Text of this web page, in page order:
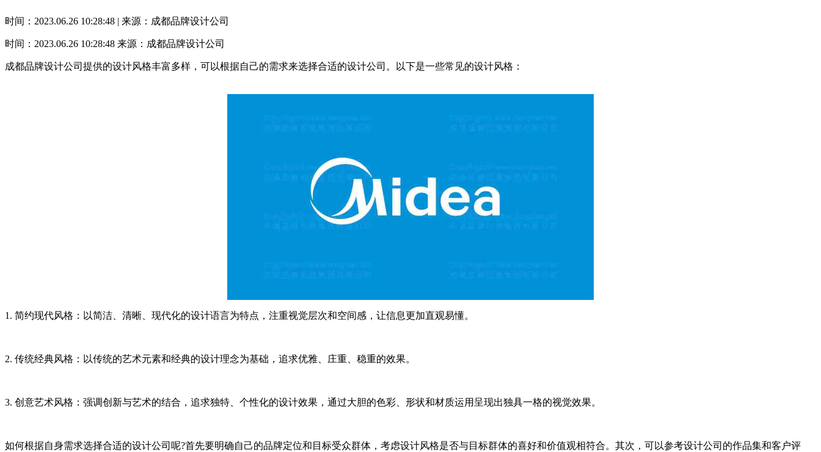
时间：2023.06.26 10:28:48 | 来源：成都品牌设计公司
时间：2023.06.26 10:28:48 来源：成都品牌设计公司
成都品牌设计公司提供的设计风格丰富多样，可以根据自己的需求来选择合适的设计公司。以下是一些常见的设计风格：
1. 简约现代风格：以简洁、清晰、现代化的设计语言为特点，注重视觉层次和空间感，让信息更加直观易懂。
2. 传统经典风格：以传统的艺术元素和经典的设计理念为基础，追求优雅、庄重、稳重的效果。
3. 创意艺术风格：强调创新与艺术的结合，追求独特、个性化的设计效果，通过大胆的色彩、形状和材质运用呈现出独具一格的视觉效果。
如何根据自身需求选择合适的设计公司呢?首先要明确自己的品牌定位和目标受众群体，考虑设计风格是否与目标群体的喜好和价值观相符合。其次，可以参考设计公司的作品集和客户评